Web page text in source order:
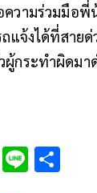
วามร่วมมือ
ถแจ้งได้ที่สาย
ผู้กระทำผิดมา
C Li